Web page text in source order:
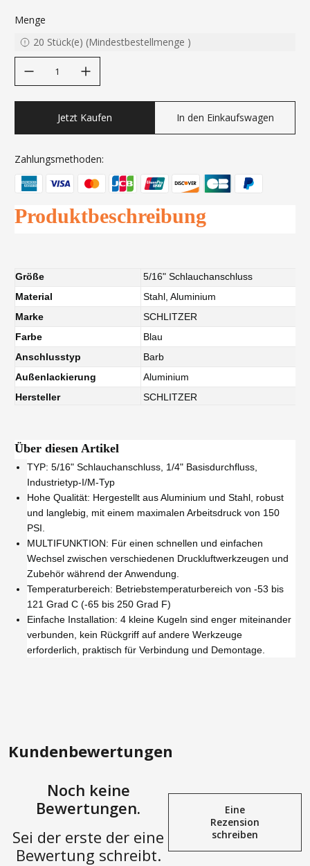
Menge
20 Stück(e) (Mindestbestellmenge )
Jetzt Kaufen In den Einkaufswagen
Zahlungsmethoden:
Produktbeschreibung
Größe
5/16" Schlauchanschluss
Material
Stahl, Aluminium
Marke
SCHLITZER
Farbe
Blau
Anschlusstyp
Barb
Außenlackierung
Aluminium
Hersteller
SCHLITZER
Über diesen Artikel
TYP: 5/16" Schlauchanschluss, 1/4" Basisdurchfluss,
Industrietyp-I/M-Typ
Hohe Qualität: Hergestellt aus Aluminium und Stahl, robust
und langlebig, mit einem maximalen Arbeitsdruck von 150
PSI.
MULTIFUNKTION: Für einen schnellen und einfachen
Wechsel zwischen verschiedenen Druckluftwerkzeugen und
Zubehör während der Anwendung.
Temperaturbereich: Betriebstemperaturbereich von -53 bis
121 Grad C (-65 bis 250 Grad F)
Einfache Installation: 4 kleine Kugeln sind enger miteinander
verbunden, kein Rückgriff auf andere Werkzeuge
erforderlich, praktisch für Verbindung und Demontage.
Kundenbewertungen
Noch keine
Bewertungen.
Sei der erste der eine
Bewertung schreibt.
Eine
Rezension
schreiben